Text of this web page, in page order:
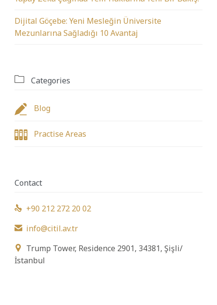
Dijital Göçebe: Yeni Mesleğin Üniversite
Mezunlarına Sağladığı 10 Avantaj
 Categories
 Blog
 Practise Areas
Contact
 +90 212 272 20 02
 info@citil.av.tr

Trump Tower, Residence 2901, 34381, Şişli/
İstanbul